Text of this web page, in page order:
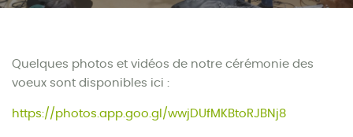
Quelques photos et vidéos de notre cérémonie des
voeux sont disponibles ici :
https://photos.app.goo.gl/wwjDUfMKBtoRJBNj8